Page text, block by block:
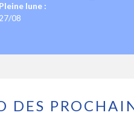
Pleine lune :
27/08
DES